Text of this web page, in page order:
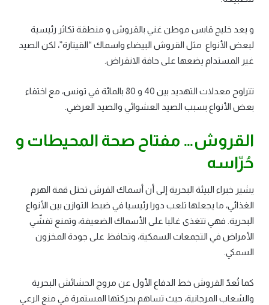
و يعد خليج قابس موطن غني بالقروش و منطقة تكاثر رئيسية
لبعض الأنواع مثل القروش البيضاء واسماك “القيتارة”، لكن الصيد
غير المستدام يضعها على حافة الانقراض.
تتراوح معدلات التهديد بين 40 و 80 بالمائة في تونس، مع اختفاء
بعض الأنواع بسبب الصيد العشوائي والصيد العرضي.
القروش… مفتاح صحة المحيطات و
حُرّاسه
يشير خبراء البيئة البحرية إلى أن أسماك القرش تحتل قمة الهرم
الغذائي، ما يجعلها تلعب دورا رئيسيا في ضبط التوازن بين الأنواع
البحرية. فهي تتغذى غالبا على الأسماك الضعيفة، وتمنع تفشّي
الأمراض في التجمعات السمكية، وتحافظ على جودة المخزون
السمكي.
كما تُعدّ القروش خط الدفاع الأول عن مروج الحشائش البحرية
والشعاب المرجانية، حيث تساهم بحركتها المستمرة في منع الرعي